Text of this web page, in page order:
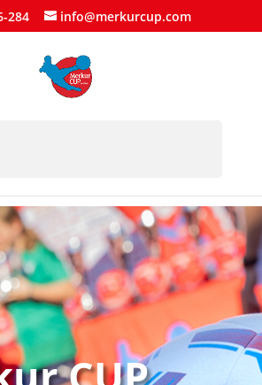
284 info@merkurcup.com